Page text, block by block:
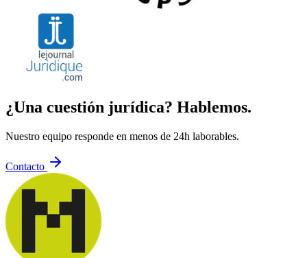
¿Una cuestión jurídica? Hablemos.
Nuestro equipo responde en menos de 24h laborables.
Contacto